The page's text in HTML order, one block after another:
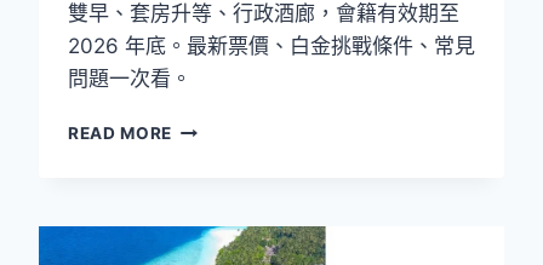
雙早、套房升等、行政酒廊，會籍有效期至
2026 年底。最新票價、白金挑戰條件、常見
問題一次看。
READ MORE
卡
優